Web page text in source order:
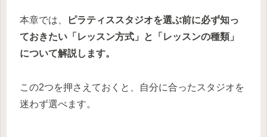
本章では、
ピラティススタジオを選ぶ前に必ず知っ
ておきたい「レッスン方式」と「レッスンの種類」
について解説します。
この2つを押さえておくと、自分に合ったスタジオを
迷わず選べます。